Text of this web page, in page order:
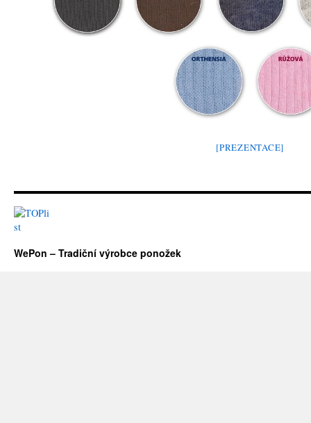
[PREZENTACE]
WePon – Tradiční výrobce ponožek